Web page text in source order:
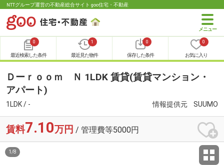
NTTグループ運営の不動産総合サイト goo住宅・不動産
0
最近検索した条件
1
最近見た物件
0
保存した条件
0
お気に入り
Ｄーｒｏｏｍ Ｎ 1LDK 賃貸(賃貸マンション・
アパート)
1LDK / - 情報提供元 SUUMO
賃料7.10万円 / 管理費等5000円
1 /8